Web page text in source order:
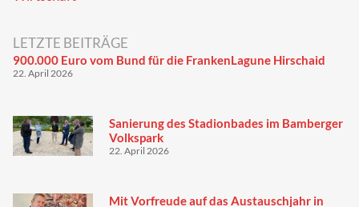
LETZTE BEITRÄGE
900.000 Euro vom Bund für die FrankenLagune Hirschaid
22. April 2026
Sanierung des Stadionbades im Bamberger
Volkspark
22. April 2026
Mit Vorfreude auf das Austauschjahr in